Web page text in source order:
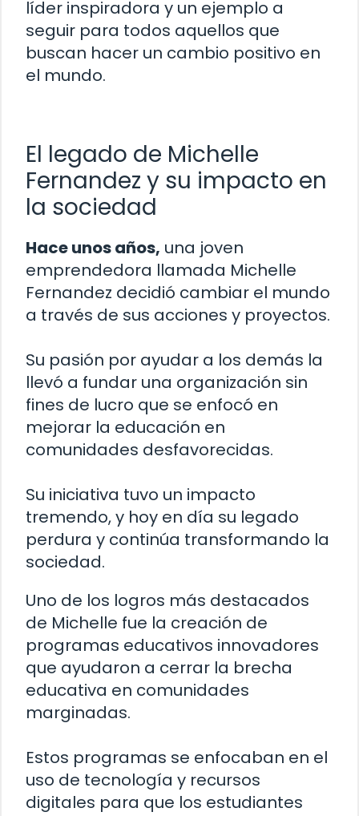
líder inspiradora y un ejemplo a
seguir para todos aquellos que
buscan hacer un cambio positivo en
el mundo.
El legado de Michelle
Fernandez y su impacto en
la sociedad
Hace unos años, una joven
emprendedora llamada Michelle
Fernandez decidió cambiar el mundo
a través de sus acciones y proyectos.
Su pasión por ayudar a los demás la
llevó a fundar una organización sin
fines de lucro que se enfocó en
mejorar la educación en
comunidades desfavorecidas.
Su iniciativa tuvo un impacto
tremendo, y hoy en día su legado
perdura y continúa transformando la
sociedad.
Uno de los logros más destacados
de Michelle fue la creación de
programas educativos innovadores
que ayudaron a cerrar la brecha
educativa en comunidades
marginadas.
Estos programas se enfocaban en el
uso de tecnología y recursos
digitales para que los estudiantes